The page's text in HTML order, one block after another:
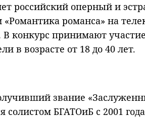
российский оперный и
романса» на
В конкурс принимают участие
в возрасте от 18 до 40 лет.
звание
солистом БГАТОиБ с 2001